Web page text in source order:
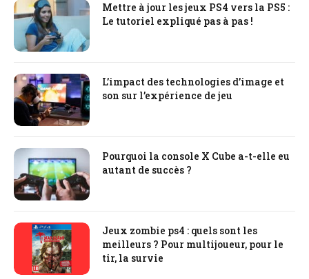
Mettre à jour les jeux PS4 vers la PS5 :
Le tutoriel expliqué pas à pas !
L’impact des technologies d’image et
son sur l’expérience de jeu
Pourquoi la console X Cube a-t-elle eu
autant de succès ?
Jeux zombie ps4 : quels sont les
meilleurs ? Pour multijoueur, pour le
tir, la survie